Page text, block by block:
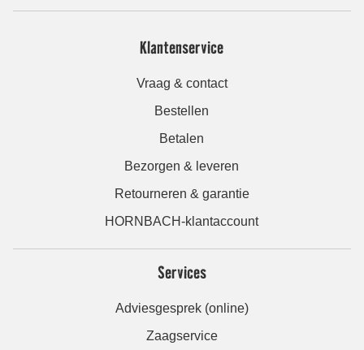
Klantenservice
Vraag & contact
Bestellen
Betalen
Bezorgen & leveren
Retourneren & garantie
HORNBACH-klantaccount
Services
Adviesgesprek (online)
Zaagservice